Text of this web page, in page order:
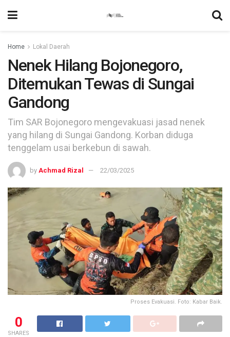
Home Lokal Daerah
Nenek Hilang Bojonegoro,
Ditemukan Tewas di Sungai
Gandong
Tim SAR Bojonegoro mengevakuasi jasad nenek
yang hilang di Sungai Gandong. Korban diduga
tenggelam usai berkebun di sawah.
by Achmad Rizal 22/03/2025
Proses Evakuasi. Foto: Kabar Baik.
0
SHARES